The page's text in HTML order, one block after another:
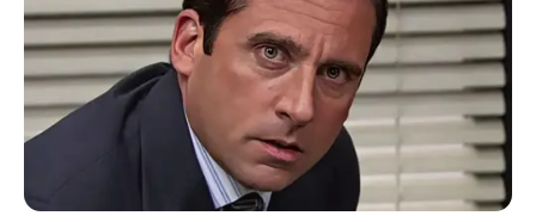
અમારી યુટ્યુબ ચેનલ ને Subscribe કરો